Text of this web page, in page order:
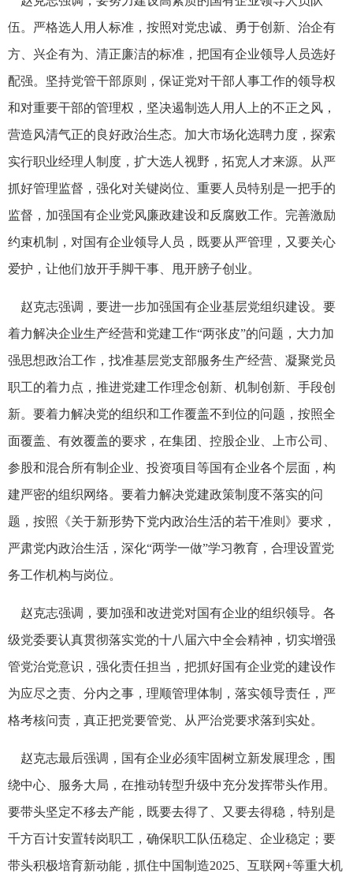
伍。严格选人用人标准，按照对党忠诚、勇于创新、治企有
方、兴企有为、清正廉洁的标准，把国有企业领导人员选好
配强。坚持党管干部原则，保证党对干部人事工作的领导权
和对重要干部的管理权，坚决遏制选人用人上的不正之风，
营造风清气正的良好政治生态。加大市场化选聘力度，探索
实行职业经理人制度，扩大选人视野，拓宽人才来源。从严
抓好管理监督，强化对关键岗位、重要人员特别是一把手的
监督，加强国有企业党风廉政建设和反腐败工作。完善激励
约束机制，对国有企业领导人员，既要从严管理，又要关心
爱护，让他们放开手脚干事、甩开膀子创业。
赵克志强调，要进一步加强国有企业基层党组织建设。要
着力解决企业生产经营和党建工作“两张皮”的问题，大力加
强思想政治工作，找准基层党支部服务生产经营、凝聚党员
职工的着力点，推进党建工作理念创新、机制创新、手段创
新。要着力解决党的组织和工作覆盖不到位的问题，按照全
面覆盖、有效覆盖的要求，在集团、控股企业、上市公司、
参股和混合所有制企业、投资项目等国有企业各个层面，构
建严密的组织网络。要着力解决党建政策制度不落实的问
题，按照《关于新形势下党内政治生活的若干准则》要求，
严肃党内政治生活，深化“两学一做”学习教育，合理设置党
务工作机构与岗位。
赵克志强调，要加强和改进党对国有企业的组织领导。各
级党委要认真贯彻落实党的十八届六中全会精神，切实增强
管党治党意识，强化责任担当，把抓好国有企业党的建设作
为应尽之责、分内之事，理顺管理体制，落实领导责任，严
格考核问责，真正把党要管党、从严治党要求落到实处。
赵克志最后强调，国有企业必须牢固树立新发展理念，围
绕中心、服务大局，在推动转型升级中充分发挥带头作用。
要带头坚定不移去产能，既要去得了、又要去得稳，特别是
千方百计安置转岗职工，确保职工队伍稳定、企业稳定；要
带头积极培育新动能，抓住中国制造2025、互联网+等重大机